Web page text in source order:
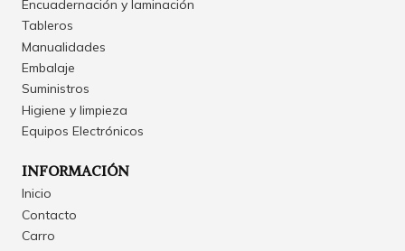
Encuadernación y laminación
Tableros
Manualidades
Embalaje
Suministros
Higiene y limpieza
Equipos Electrónicos
INFORMACIÓN
Inicio
Contacto
Carro